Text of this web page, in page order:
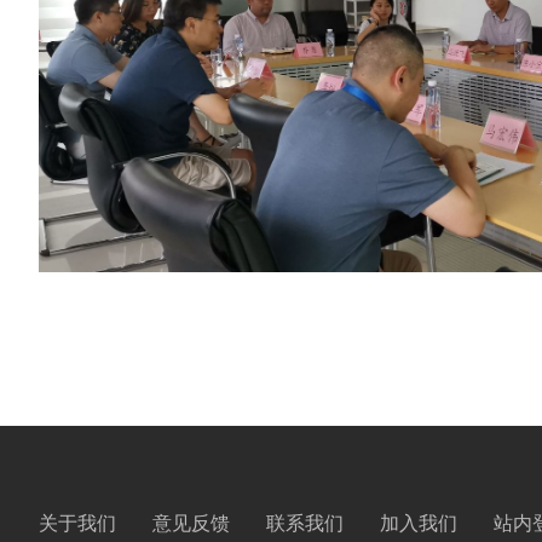
关于我们 意见反馈 联系我们 加入我们 站内